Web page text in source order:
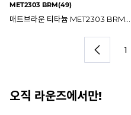
MET2303 SI(49)
2
오직 라운즈에서만!